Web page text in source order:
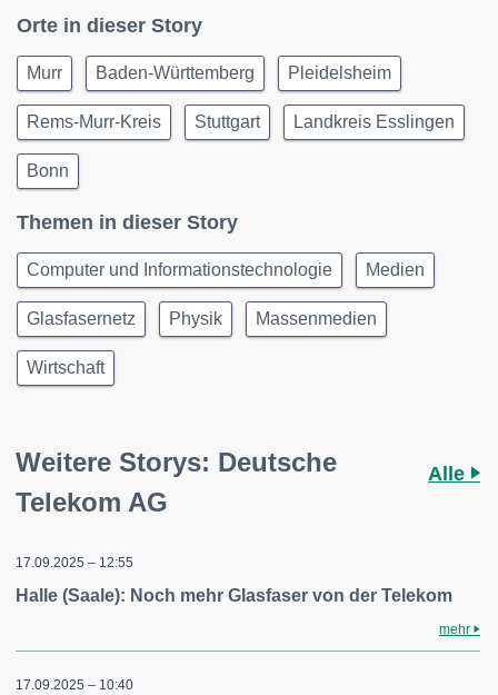
Orte in dieser Story
Murr Baden-Württemberg Pleidelsheim
Rems-Murr-Kreis Stuttgart Landkreis Esslingen
Bonn
Themen in dieser Story
Computer und Informationstechnologie Medien
Glasfasernetz Physik Massenmedien
Wirtschaft
Weitere Storys: Deutsche
Telekom AG
Alle
17.09.2025 – 12:55
Halle (Saale): Noch mehr Glasfaser von der Telekom
mehr
17.09.2025 – 10:40